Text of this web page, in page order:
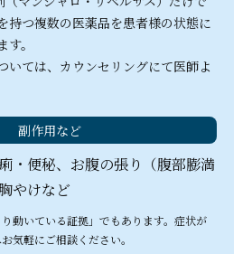
持つ複数の医薬品を患者様の状態に
。
いては、カウンセリングにて医師よ
副作用など
・便秘、お腹の張り（腹部膨満
やけなど
動いている証拠」でもあります。症状が
気軽にご相談ください。